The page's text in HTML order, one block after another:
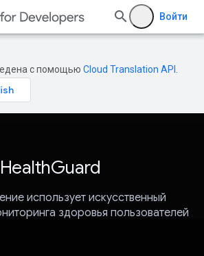
Войти
с помощью Cloud Translation API
HealthGuard
использует искусственный
здоровья пользователей